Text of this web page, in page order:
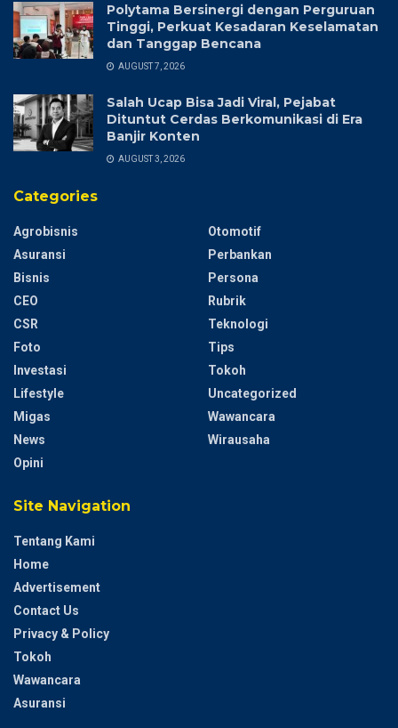
Polytama Bersinergi dengan Perguruan
Tinggi, Perkuat Kesadaran Keselamatan
dan Tanggap Bencana
AUGUST 7, 2026
Salah Ucap Bisa Jadi Viral, Pejabat
Dituntut Cerdas Berkomunikasi di Era
Banjir Konten
AUGUST 3, 2026
Categories
Agrobisnis
Asuransi
Bisnis
CEO
CSR
Foto
Investasi
Lifestyle
Migas
News
Opini
Otomotif
Perbankan
Persona
Rubrik
Teknologi
Tips
Tokoh
Uncategorized
Wawancara
Wirausaha
Site Navigation
Tentang Kami
Home
Advertisement
Contact Us
Privacy & Policy
Tokoh
Wawancara
Asuransi